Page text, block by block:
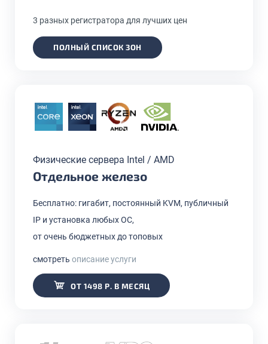
3 разных регистратора для лучших цен
ПОЛНЫЙ СПИСОК ЗОН
Физические сервера Intel / AMD
Отдельное железо
Бесплатно: гигабит, постоянный KVM, публичный
IP и установка любых ОС,
от очень бюджетных до топовых
смотреть описание услуги
ОТ 1498 Р. В МЕСЯЦ